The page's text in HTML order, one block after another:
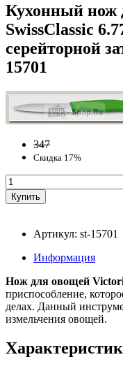
Кухонный нож
SwissClassic
серейторной
15701
347
Скидка 17%
Артикул: st-15701
Информация
Нож для овощей
приспособление,
делах. Данный
измельчения овощей.